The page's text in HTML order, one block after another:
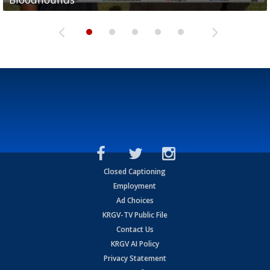
Closed Captioning
Employment
Ad Choices
KRGV-TV Public File
Contact Us
KRGV AI Policy
Privacy Statement